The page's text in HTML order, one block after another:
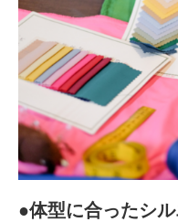
●体型に合ったシ